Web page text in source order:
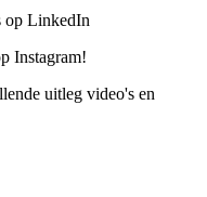
op LinkedIn
Instagram!
uitleg video's en